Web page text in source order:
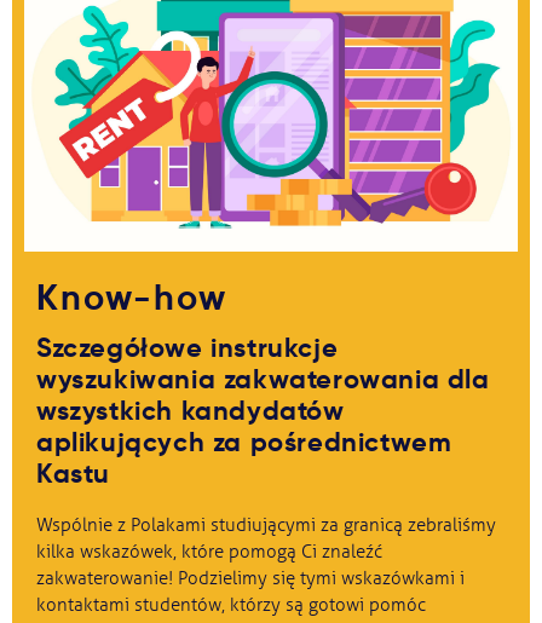
Know-how
Szczegółowe instrukcje
wyszukiwania zakwaterowania dla
wszystkich kandydatów
aplikujących za pośrednictwem
Kastu
Wspólnie z Polakami studiującymi za granicą zebraliśmy
kilka wskazówek, które pomogą Ci znaleźć
zakwaterowanie! Podzielimy się tymi wskazówkami i
kontaktami studentów, którzy są gotowi pomóc